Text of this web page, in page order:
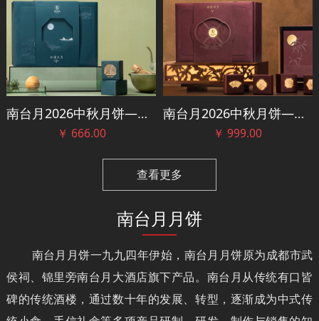
南台月2026中秋月饼——松溪泛月礼盒
￥ 666.00
南台月2026中秋月饼——游园观月礼盒
￥ 999.00
查看更多
南台月月饼
南台月月饼一九九四年伊始，南台月月饼原为成都市武
侯祠、锦里旁南台月大酒店旗下产品。南台月从传统有口皆
碑的传统酒楼，通过数十年的发展、转型，逐渐成为中式传